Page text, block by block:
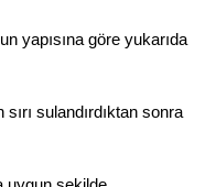
yapısına göre yukarıda
sulandırdıktan sonra